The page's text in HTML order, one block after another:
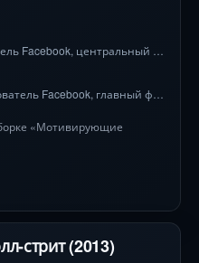
Эдуардо Саверин (сооснователь Facebook, главный финансовый директор)
«Мотивирующие
стрит (2013)